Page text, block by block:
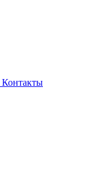
Контакты